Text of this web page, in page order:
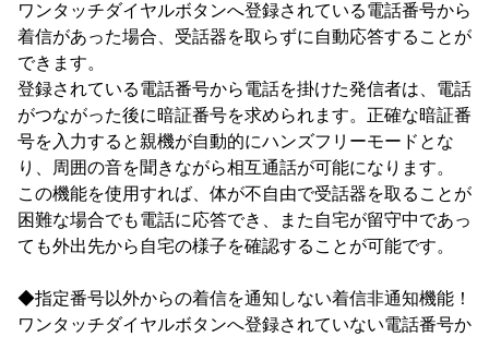
ワンタッチダイヤルボタンへ登録されている電話番号から
着信があった場合、受話器を取らずに自動応答することが
できます。
登録されている電話番号から電話を掛けた発信者は、電話
がつながった後に暗証番号を求められます。正確な暗証番
号を入力すると親機が自動的にハンズフリーモードとな
り、周囲の音を聞きながら相互通話が可能になります。
この機能を使用すれば、体が不自由で受話器を取ることが
困難な場合でも電話に応答でき、また自宅が留守中であっ
ても外出先から自宅の様子を確認することが可能です。
◆指定番号以外からの着信を通知しない着信非通知機能！
ワンタッチダイヤルボタンへ登録されていない電話番号か